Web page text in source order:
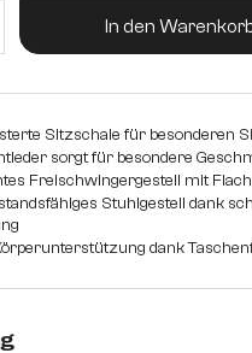
Produkt Anzahl: Gib
In den
Sitzschale für besonderen
sorgt für besondere
Freischwingergestell mit
Stuhlgestell dank
dank